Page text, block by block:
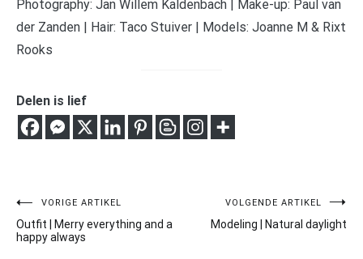
Photography: Jan Willem Kaldenbach
Make-up: Paul van
der Zanden
Hair: Taco Stuiver
Models: Joanne M & Rixt
Rooks
Delen is lief
Bericht
navigatie
VORIGE ARTIKEL
Outfit | Merry everything and a
happy always
VOLGENDE ARTIKEL
Modeling | Natural daylight